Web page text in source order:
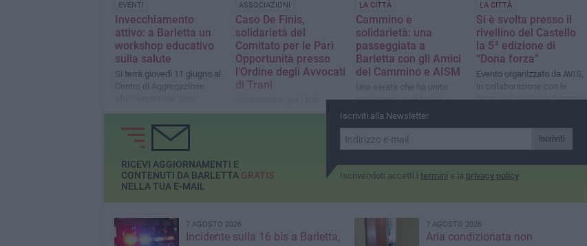
EVENTI
Invecchiamento
attivo: a Barletta un
workshop educativo
sulla salute
Si terrà giovedì 11 giugno al
Centro di Aggregazione
Francesco"
ASSOCIAZIONI
Caso De Finis,
solidarietà del
Comitato per le Pari
Opportunità presso
l’Ordine degli Avvocati
di Trani
assunti nella circostanza e,
LA CITTÀ
Cammino e
solidarietà: una
passeggiata a
Barletta con gli Amici
del Cammino e AISM
Una serata che ha unito
movimento, solidarietà e
amicizia in occasione della
sclerosi multipla
LA CITTÀ
Si è svolta presso il
rivellino del Castello
la 5ª edizione di
“Dona forza"
Evento organizzato da AVIS,
in collaborazione con le
forze dell'ordine del territorio
Iscriviti alla Newsletter
Iscriviti
Iscrivendoti accetti i termini e la privacy policy
RICEVI AGGIORNAMENTI E
CONTENUTI DA BARLETTA GRATIS
NELLA TUA E-MAIL
7 AGOSTO 2026
Incidente sulla 16 bis a Barletta,
7 AGOSTO 2026
Aria condizionata non